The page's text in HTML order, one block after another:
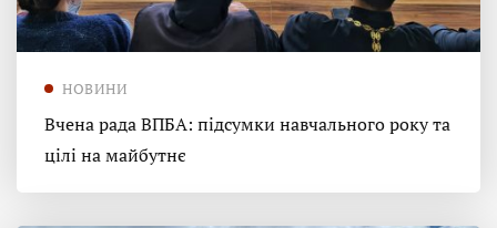
НОВИНИ
Вчена рада ВПБА: підсумки навчального року та
цілі на майбутнє